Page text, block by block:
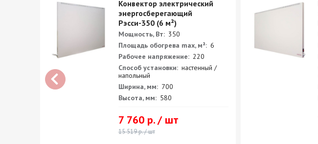
Конвектор электрический
энергосберегающий
Рэсси-350 (6 м²)
Мощность, Вт: 350
Площадь обогрева max, м²: 6
Рабочее напряжение: 220
Способ установки: настенный /
напольный
Ширина, мм: 700
Высота, мм: 580
7 760 р. / шт
15 519 р. / шт